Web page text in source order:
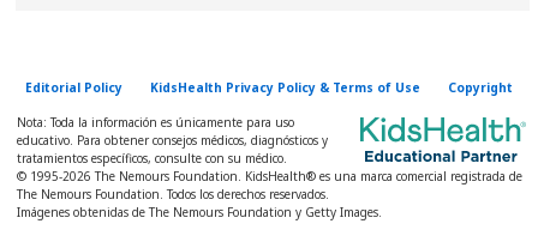
Editorial Policy KidsHealth Privacy Policy & Terms of Use Copyright
Nota: Toda la información es únicamente para uso
educativo. Para obtener consejos médicos, diagnósticos y
tratamientos específicos, consulte con su médico.
© 1995-2026 The Nemours Foundation. KidsHealth® es una marca comercial registrada de
The Nemours Foundation. Todos los derechos reservados.
Imágenes obtenidas de The Nemours Foundation y Getty Images.